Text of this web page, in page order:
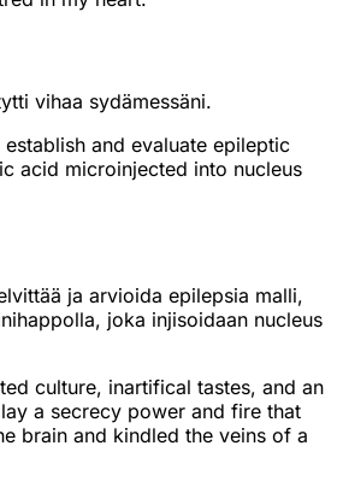
vihaa sydämessäni.
and evaluate epileptic
acid microinjected into nucleus
ja arvioida epilepsia malli,
joka injisoidaan nucleus
culture, inartifical tastes, and an
a secrecy power and fire that
brain and kindled the veins of a